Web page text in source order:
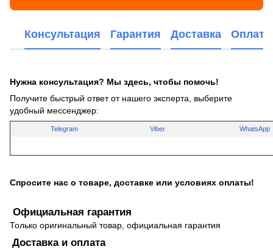
Консультация Гарантия Доставка Оплата
Нужна консультация? Мы здесь, чтобы помочь!
Получите быстрый ответ от нашего эксперта, выберите
удобный мессенджер:
Telegram Viber WhatsApp
Спросите нас о товаре, доставке или условиях оплаты!
Официальная гарантия
Только оригинальный товар, официальная гарантия
Доставка и оплата